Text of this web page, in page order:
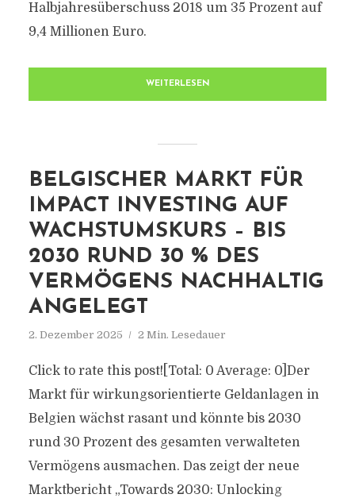
Halbjahresüberschuss 2018 um 35 Prozent auf
9,4 Millionen Euro.
WEITERLESEN
BELGISCHER MARKT FÜR
IMPACT INVESTING AUF
WACHSTUMSKURS – BIS
2030 RUND 30 % DES
VERMÖGENS NACHHALTIG
ANGELEGT
2. Dezember 2025 2 Min. Lesedauer
Click to rate this post![Total: 0 Average: 0]Der
Markt für wirkungsorientierte Geldanlagen in
Belgien wächst rasant und könnte bis 2030
rund 30 Prozent des gesamten verwalteten
Vermögens ausmachen. Das zeigt der neue
Marktbericht „Towards 2030: Unlocking